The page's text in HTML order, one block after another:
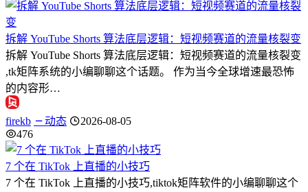
拆解 YouTube Shorts 算法底层逻辑：短视频赛道的流量核裂变
拆解 YouTube Shorts 算法底层逻辑：短视频赛道的流量核裂变
,tk矩阵系统的小编聊聊这个话题。 作为当今全球增速最恐怖
的内容形…
firekb 动态
2026-08-05
476
7 个在 TikTok 上直播的小技巧
7 个在 TikTok 上直播的小技巧,tiktok矩阵软件的小编聊聊这个